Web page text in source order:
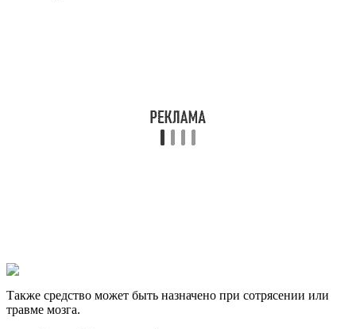
Также средство может быть назначено при сотрясении или
травме мозга.